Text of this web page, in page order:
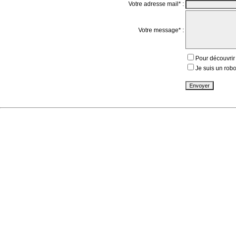
Votre adresse mail* :
Votre message* :
Pour
Je suis un